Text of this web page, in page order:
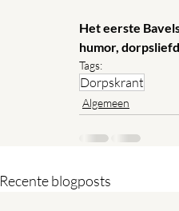
Het eerste
humor,
Tags:
Dorpskrant
Algemeen
Recente blogposts